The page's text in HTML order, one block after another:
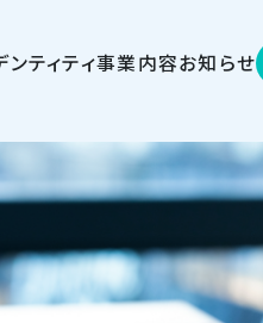
ンティティ事業内容お知らせ